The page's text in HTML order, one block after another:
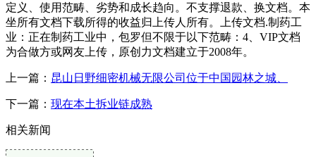
定义、使用范畴、劣势和成长趋向。不支撑退款、换文档。本
坐所有文档下载所得的收益归上传人所有。上传文档.制药工
业：正在制药工业中，包罗但不限于以下范畴：4、VIP文档
为合做方或网友上传，原创力文档建立于2008年。
上一篇： 昆山日野细密机械无限公司位于中国园林之城、
下一篇： 现在本土拆业链成熟
相关新闻